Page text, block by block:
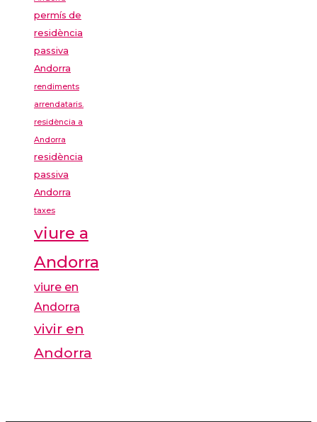
permís de
residència
passiva
Andorra
rendiments
arrendataris.
residència a
Andorra
residència
passiva
Andorra
taxes
viure a
Andorra
viure en
Andorra
vivir en
Andorra